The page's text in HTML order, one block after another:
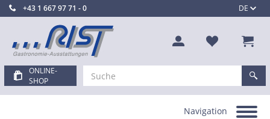
DE
+43 1 667 97 71 - 0
ONLINE-
SHOP
Toggle
Navigation